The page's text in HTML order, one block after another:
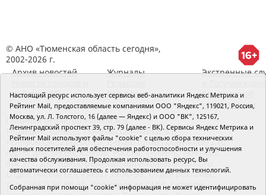
© АНО «Тюменская область сегодня»,
2002-2026 г.
Архив новостей
районов ТО
Журналы
RSS поток
Экстренные
Сведения об
организации
Главный редактор Рябков А.В.
Редакция: 625002, Тюмень, Осипенко, 81,
телефон (3452)49-00-18, e-mail: tumentoday@obl72.ru
Адрес для писем: 625000, Россия, Тюмень, Почтамт,
а/я 371. Для пресс-релизов: tumentoday@obl72.ru.
Отдел писем: тел. (3452) 39-90-59. Отдел рекламы:
тел. (3452) 39-90-51. Регистрация СМИ: Сетевое
Настоящий ресурс использует сервисы веб-аналитики Яндекс Метрика и
Рейтинг Mail, предоставляемые компаниями ООО "Яндекс", 119021, Россия,
Москва, ул. Л. Толстого, 16 (далее — Яндекс) и ООО "ВК", 125167,
Ленинградский проспект 39, стр. 79 (далее - ВК). Сервисы Яндекс Метрика и
Рейтинг Mail используют файлы "cookie" с целью сбора технических
данных посетителей для обеспечения работоспособности и улучшения
качества обслуживания. Продолжая использовать ресурс, Вы
автоматически соглашаетесь с использованием данных технологий.
Собранная при помощи "cookie" информация не может идентифицировать